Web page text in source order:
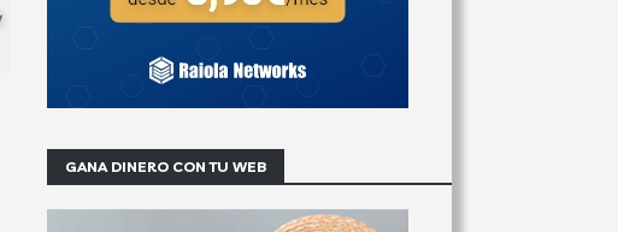
GANA DINERO CON TU WEB